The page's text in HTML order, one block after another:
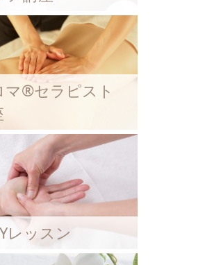
マ®セラピスト
レッスン